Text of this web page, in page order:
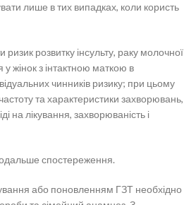
лише в тих випадках, коли користь
розвитку інсульту, раку молочної
у жінок з інтактною маткою в
чинників ризику; при цьому
та характеристики захворювань,
на лікування, захворюваність і
спостереження.
або поновленням ГЗТ необхідно